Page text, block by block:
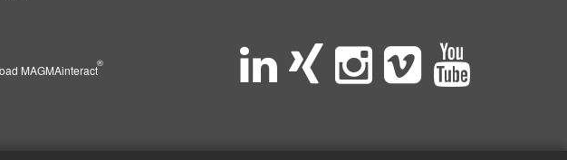
MAGMAinteract
®